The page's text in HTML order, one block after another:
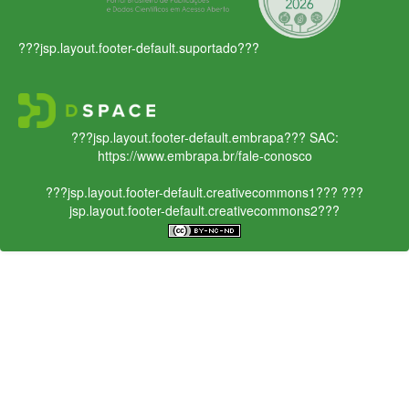
???jsp.layout.footer-default.suportado???
???jsp.layout.footer-default.embrapa??? SAC:
https://www.embrapa.br/fale-conosco
???jsp.layout.footer-default.creativecommons1??? ???
jsp.layout.footer-default.creativecommons2???